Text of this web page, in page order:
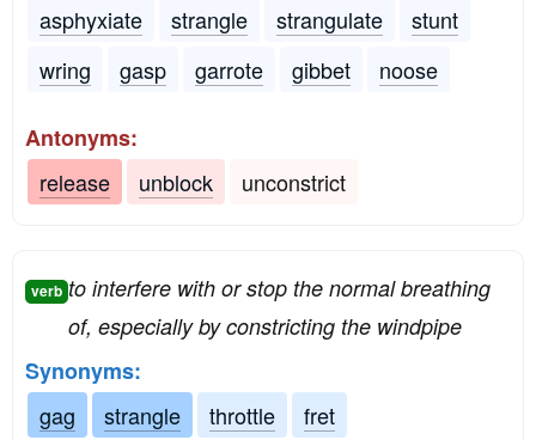
asphyxiate
strangle strangulate
stunt
wring
gasp garrote gibbet noose
Antonyms:
release
unblock unconstrict
verb to interfere with or stop the normal breathing
of, especially by constricting the windpipe
Synonyms:
gag
strangle throttle fret